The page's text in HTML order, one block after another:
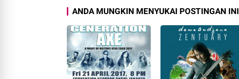
ANDA MUNGKIN MENYUKAI POSTINGAN INI